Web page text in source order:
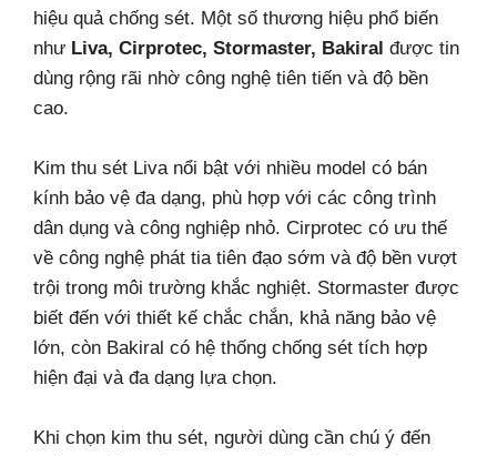
hiệu quả chống sét. Một số thương hiệu phổ biến
như Liva, Cirprotec, Stormaster, Bakiral được tin
dùng rộng rãi nhờ công nghệ tiên tiến và độ bền
cao.
Kim thu sét Liva nổi bật với nhiều model có bán
kính bảo vệ đa dạng, phù hợp với các công trình
dân dụng và công nghiệp nhỏ. Cirprotec có ưu thế
về công nghệ phát tia tiên đạo sớm và độ bền vượt
trội trong môi trường khắc nghiệt. Stormaster được
biết đến với thiết kế chắc chắn, khả năng bảo vệ
lớn, còn Bakiral có hệ thống chống sét tích hợp
hiện đại và đa dạng lựa chọn.
Khi chọn kim thu sét, người dùng cần chú ý đến